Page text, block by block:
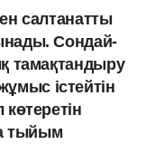
салтанатты
Сондай-
тамақтандыру
істейтін
тыйым